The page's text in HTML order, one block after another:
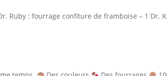
Ruby : fourrage confiture de framboise – 1 Dr.